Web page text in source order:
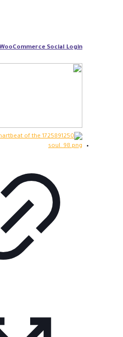
WooCommerce Social Login